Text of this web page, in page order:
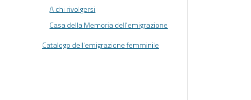
A chi rivolgersi
Casa della Memoria dell'emigrazione
Catalogo dell'emigrazione femminile